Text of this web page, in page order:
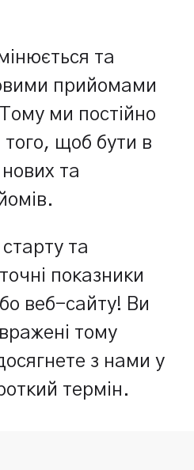
та
прийомами
ми постійно
щоб бути в
нових та
та
показники
веб-сайту! Ви
тому
з нами у
термін.